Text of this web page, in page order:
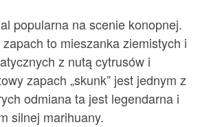
popularna na scenie konopnej.
to mieszanka ziemistych i
z nutą cytrusów i
zapach „skunk” jest jednym z
odmiana ta jest legendarna i
silnej marihuany.